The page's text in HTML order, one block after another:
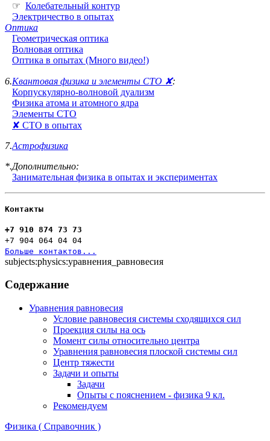
☞ Колебательный контур
Электричество в опытах
Оптика
Геометрическая оптика
Волновая оптика
Оптика в опытах (Много видео!)
6.Квантовая физика и элементы СТО ✘:
Корпускулярно-волновой дуализм
Физика атома и атомного ядра
Элементы СТО
✘ СТО в опытах
7.Астрофизика
*.Дополнительно:
Занимательная физика в опытах и экспериментах
Контакты
+7 910 874 73 73
+7 904 064 04 04
Больше контактов...
subjects:physics:уравнения_равновесия
Содержание
Уравнения равновесия
Условие равновесия системы сходящихся сил
Проекция силы на ось
Момент силы относительно центра
Уравнения равновесия плоской системы сил
Центр тяжести
Задачи и опыты
Задачи
Опыты с пояснением - физика 9 кл.
Рекомендуем
Физика ( Справочник )